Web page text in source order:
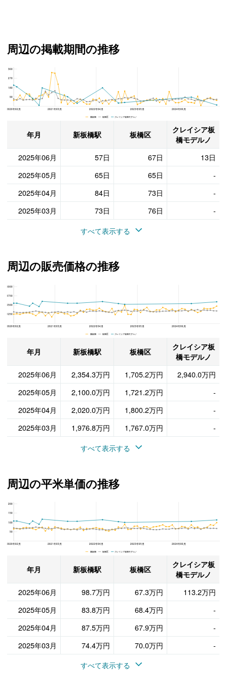
周辺の掲載期間の推移
2020年02月 2021年03月 2022年04月 2023年05月 2024年06月
360
270
180
90
新板橋 板橋区 クレイシア板橋モデルノ
年月 新板橋駅 板橋区
クレイシア板
橋モデルノ
2025年06月
57日 67日
13日
2025年05月
65日 65日
-
2025年04月
84日 73日
-
2025年03月
73日 76日
-
すべて表示する
周辺の販売価格の推移
2020年02月 2021年03月 2022年04月 2023年05月 2024年06月
5000
3750
2500
1250
新板橋 板橋区 クレイシア板橋モデルノ
年月 新板橋駅 板橋区
クレイシア板
橋モデルノ
2025年06月
2,354.3万円 1,705.2万円
2,940.0万円
2025年05月
2,100.0万円 1,721.2万円
-
2025年04月
2,020.0万円 1,800.2万円
-
2025年03月
1,976.8万円 1,767.0万円
-
すべて表示する
周辺の平米単価の推移
クレイシア板橋モデルノ、板橋区と新板橋駅の周辺の平米単価の推移
2020年02月 2021年03月 2022年04月 2023年05月 2024年06月
200
150
100
50
新板橋 板橋区 クレイシア板橋モデルノ
年月 新板橋駅 板橋区
クレイシア板
橋モデルノ
2025年06月
98.7万円 67.3万円
113.2万円
2025年05月
83.8万円 68.4万円
-
2025年04月
87.5万円 67.9万円
-
2025年03月
74.4万円 70.0万円
-
すべて表示する